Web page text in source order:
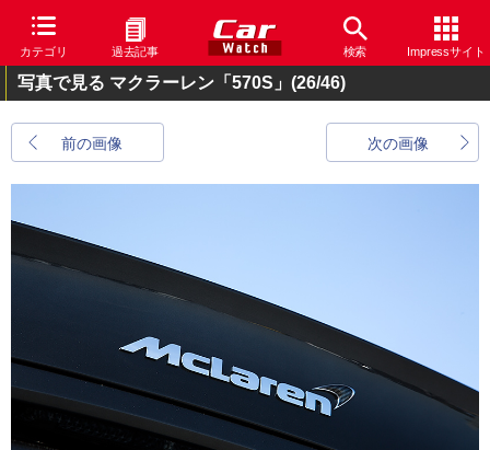
カテゴリ 過去記事 検索 Impressサイト
写真で見る マクラーレン「570S」 (26/46)
前の画像 次の画像